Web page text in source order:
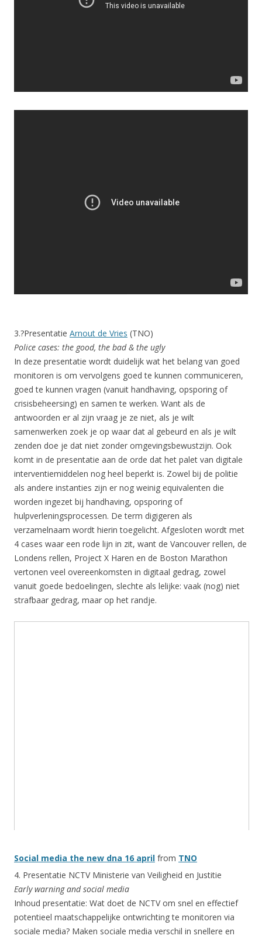
3.?Presentatie Arnout de Vries (TNO)
Police cases: the good, the bad & the ugly
In deze presentatie wordt duidelijk wat het belang van goed
monitoren is om vervolgens goed te kunnen communiceren,
goed te kunnen vragen (vanuit handhaving, opsporing of
crisisbeheersing) en samen te werken. Want als de
antwoorden er al zijn vraag je ze niet, als je wilt
samenwerken zoek je op waar dat al gebeurd en als je wilt
zenden doe je dat niet zonder omgevingsbewustzijn. Ook
komt in de presentatie aan de orde dat het palet van digitale
interventiemiddelen nog heel beperkt is. Zowel bij de politie
als andere instanties zijn er nog weinig equivalenten die
worden ingezet bij handhaving, opsporing of
hulpverleningsprocessen. De term digigeren als
verzamelnaam wordt hierin toegelicht. Afgesloten wordt met
4 cases waar een rode lijn in zit, want de Vancouver rellen, de
Londens rellen, Project X Haren en de Boston Marathon
vertonen veel overeenkomsten in digitaal gedrag, zowel
vanuit goede bedoelingen, slechte als lelijke: vaak (nog) niet
strafbaar gedrag, maar op het randje.
Social media the new dna 16 april from TNO
4. Presentatie NCTV Ministerie van Veiligheid en Justitie
Early warning and social media
Inhoud presentatie: Wat doet de NCTV om snel en effectief
potentieel maatschappelijke ontwrichting te monitoren via
sociale media? Maken sociale media verschil in snellere en